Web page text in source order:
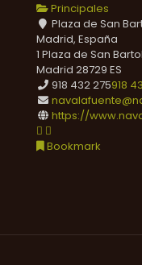
Principales
Plaza de San
Madrid, España
1 Plaza de San
Madrid 28729 ES
918 432 275918
https://
Bookmark